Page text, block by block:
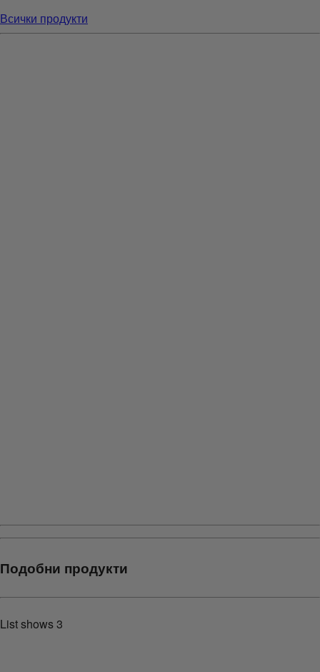
Всички продукти
Подобни продукти
List shows3